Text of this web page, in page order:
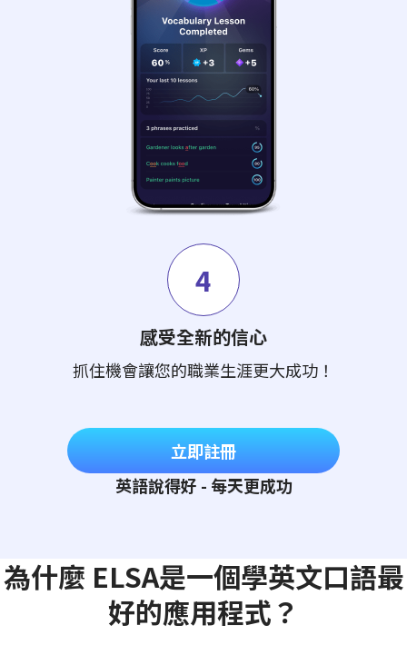
4
感受全新的信心
抓住機會讓您的職業生涯更大成功！
立即註冊
英語說得好 - 每天更成功
為什麼 ELSA是一個學英文口語最
好的應用程式？